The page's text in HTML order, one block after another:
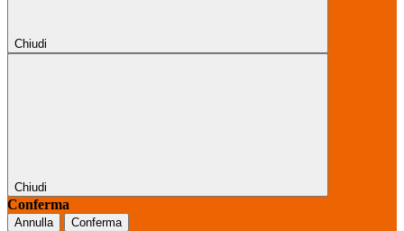
Chiudi
Chiudi
Conferma
Annulla Conferma